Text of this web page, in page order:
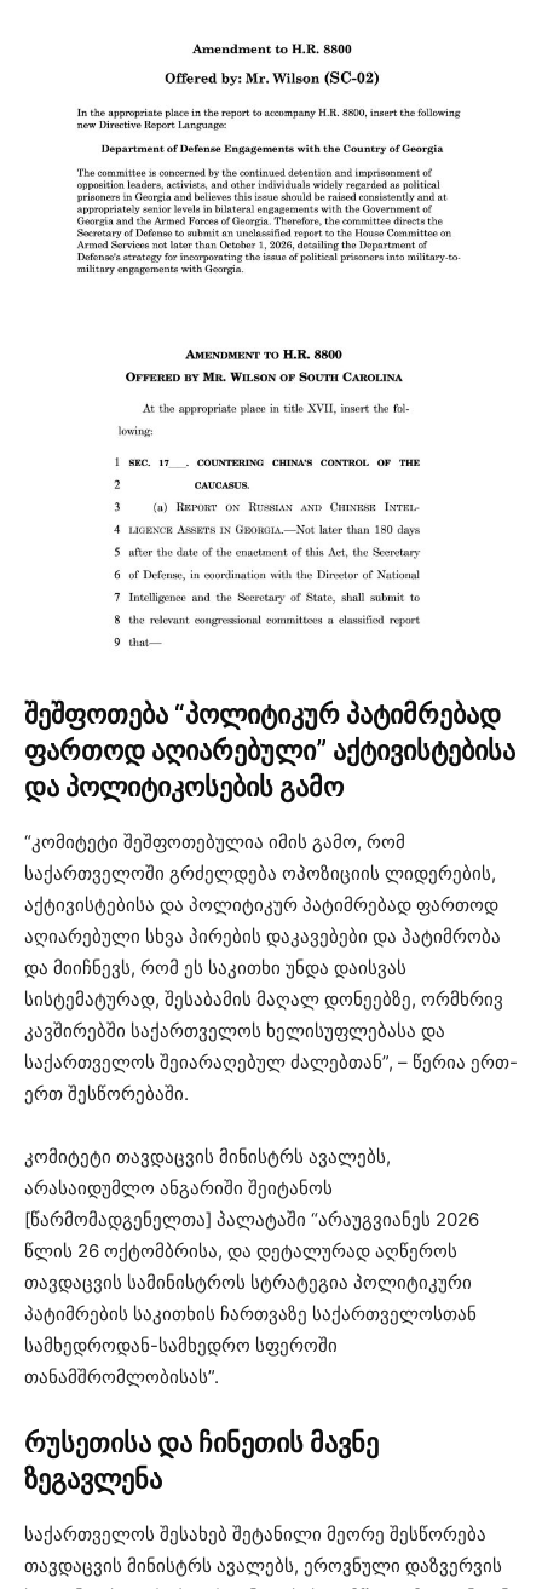
შეშფოთება “პოლიტიკურ პატიმრებად
ფართოდ აღიარებული” აქტივისტებისა
და პოლიტიკოსების გამო
“კომიტეტი შეშფოთებულია იმის გამო, რომ
საქართველოში გრძელდება ოპოზიციის ლიდერების,
აქტივისტებისა და პოლიტიკურ პატიმრებად ფართოდ
აღიარებული სხვა პირების დაკავებები და პატიმრობა
და მიიჩნევს, რომ ეს საკითხი უნდა დაისვას
სისტემატურად, შესაბამის მაღალ დონეებზე, ორმხრივ
კავშირებში საქართველოს ხელისუფლებასა და
საქართველოს შეიარაღებულ ძალებთან”, – წერია ერთ-
ერთ შესწორებაში.
კომიტეტი თავდაცვის მინისტრს ავალებს,
არასაიდუმლო ანგარიში შეიტანოს
[წარმომადგენელთა] პალატაში “არაუგვიანეს 2026
წლის 26 ოქტომბრისა, და დეტალურად აღწეროს
თავდაცვის სამინისტროს სტრატეგია პოლიტიკური
პატიმრების საკითხის ჩართვაზე საქართველოსთან
სამხედროდან-სამხედრო სფეროში
თანამშრომლობისას”.
რუსეთისა და ჩინეთის მავნე
ზეგავლენა
საქართველოს შესახებ შეტანილი მეორე შესწორება
თავდაცვის მინისტრს ავალებს, ეროვნული დაზვერვის